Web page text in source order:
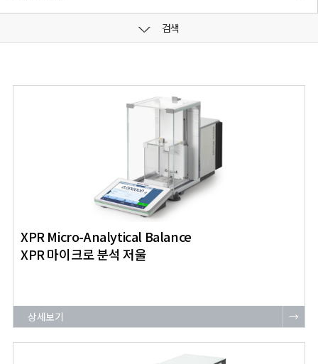
검색
XPR Micro-Analytical Balance
XPR 마이크로 분석 저울
상세보기 →